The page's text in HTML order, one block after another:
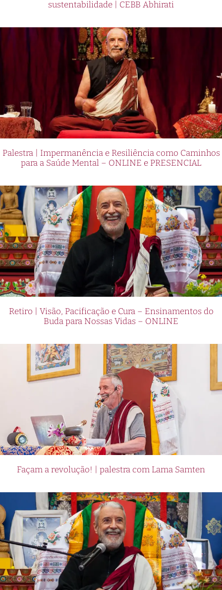
sustentabilidade | CEBB Abhirati
Palestra | Impermanência e Resiliência como Caminhos
para a Saúde Mental – ONLINE e PRESENCIAL
Retiro | Visão, Pacificação e Cura – Ensinamentos do
Buda para Nossas Vidas – ONLINE
Façam a revolução! | palestra com Lama Samten